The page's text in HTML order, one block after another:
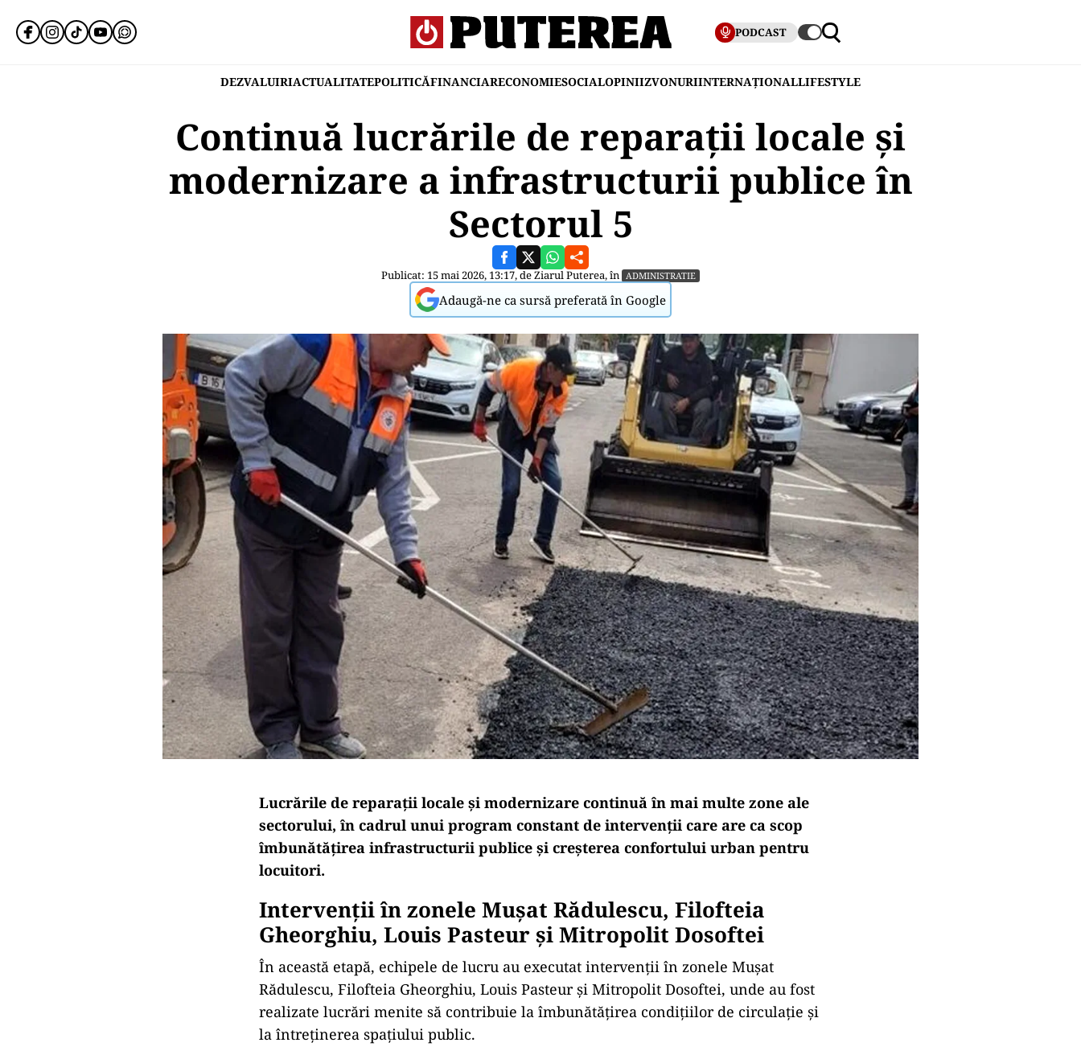
PODCAST
DEZVALUIRIACTUALITATEPOLITICĂFINANCIARECONOMIESOCIALOPINIIZVONURIINTERNAȚIONALLIFESTYLE
Continuă lucrările de reparații locale și
modernizare a infrastructurii publice în
Sectorul 5
Publicat: 15 mai 2026, 13:17, deZiarul Puterea, în ADMINISTRATIE
Adaugă-ne ca sursă preferată în Google
Lucrările de reparații locale și modernizare continuă în mai multe zone ale
sectorului, în cadrul unui program constant de intervenții care are ca scop
îmbunătățirea infrastructurii publice și creșterea confortului urban pentru
locuitori.
Intervenții în zonele Mușat Rădulescu, Filofteia
Gheorghiu, Louis Pasteur și Mitropolit Dosoftei
În această etapă, echipele de lucru au executat intervenții în zonele Mușat
Rădulescu, Filofteia Gheorghiu, Louis Pasteur și Mitropolit Dosoftei, unde au fost
realizate lucrări menite să contribuie la îmbunătățirea condițiilor de circulație și
la întreținerea spațiului public.